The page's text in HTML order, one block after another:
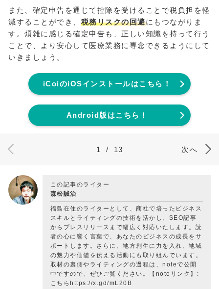
また、確定申告を通じて控除を受けることで税負担を軽
減することができ、 税務リスクの回避にもつながりま
す。煩雑に感じる確定申告も、正しい知識を持って行う
ことで、より安心して医療業務に専念できるようにして
いきましょう。
iCoiのiOSインストールはこちら！
Android版はこちら！
1 / 13 次へ
この記事のライター
森松誠治
福島在住のライターとして、商社で培ったビジネス
スキルとライティングの技術を活かし、SEO記事
からプレスリリースまで幅広く対応いたします。読
者の心に響く言葉で、あなたのビジネスの成長をサ
ポートします。さらに、地方創生に力を入れ、地域
の魅力や価値を伝える活動にも取り組んでいます。
取材の裏側やライティングの過程は、noteで公開
中ですので、ぜひご覧ください。【noteリンク】:
こちらhttps://x.gd/mL20B